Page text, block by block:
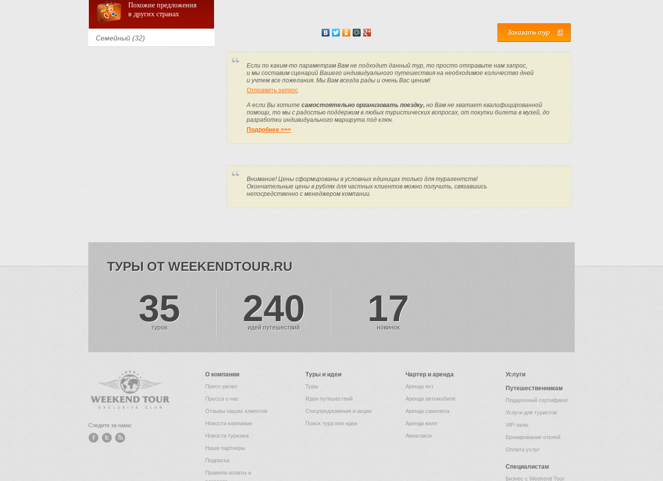
Похожие предложения
в других странах
Семейный (32)
Если по каким-то параметрам Вам не подходит данный тур, то просто отправьте нам запрос,
и мы составим сценарий Вашего индивидуального путешествия на необходимое количество дней
и учтем все пожелания. Мы Вам всегда рады и очень Вас ценим!
Отправить запрос
А если Вы хотите самостоятельно организовать поездку, но Вам не хватает квалифицированной
помощи, то мы с радостью поддержим в любых туристических вопросах, от покупки билета в музей, до
разработки индивидуального маршрута под ключ.
Подробнее >>>
Внимание! Цены сформированы в условных единицах только для турагентств!
Окончательные цены в рублях для частных клиентов можно получить, связавшись
непосредственно с менеджером компании.
ТУРЫ ОТ WEEKENDTOUR.RU
35
туров 240
идей путешествий 17
новинок
Следите за нами:
О компании
Пресс-релиз
Пресса о нас
Отзывы наших клиентов
Новости компании
Новости туризма
Наши партнеры
Подписка
Правила оплаты и
Туры и идеи
Туры
Идеи путешествий
Спецпредложения и акции
Поиск тура или идеи
Чартер и аренда
Аренда яхт
Аренда автомобиля
Аренда самолета
Аренда вилл
Авиатакси
Услуги
Путешественникам
Подарочный сертификат
Услуги для туристов
VIP-залы
Бронирование отелей
Оплата услуг
Специалистам
Бизнес с Weekend Tour